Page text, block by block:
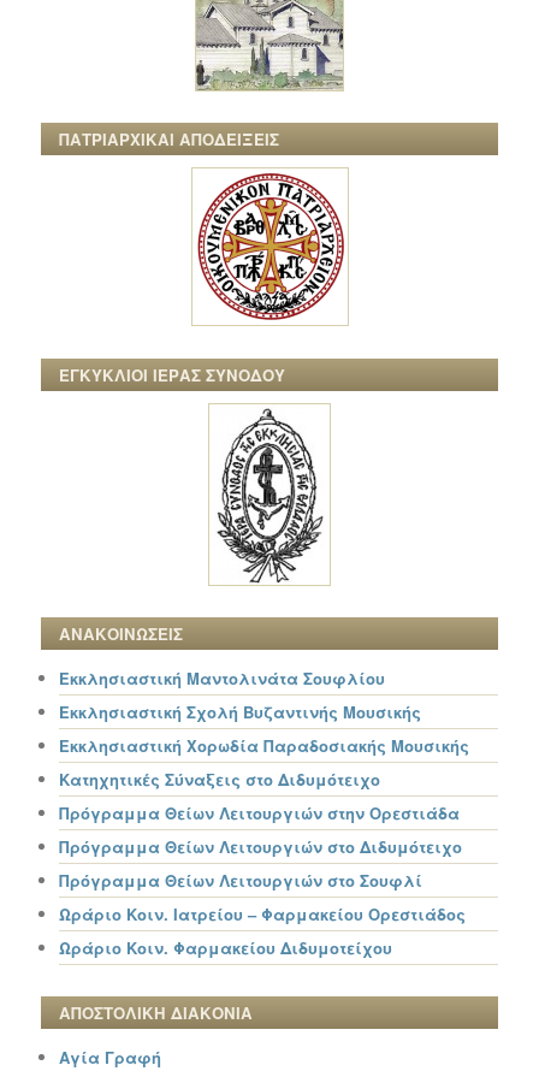
ΠΑΤΡΙΑΡΧΙΚΑΙ ΑΠΟΔΕΙΞΕΙΣ
ΕΓΚΥΚΛΙΟΙ ΙΕΡΑΣ ΣΥΝΟΔΟΥ
ΑΝΑΚΟΙΝΩΣΕΙΣ
Εκκλησιαστική Μαντολινάτα Σουφλίου
Εκκλησιαστική Σχολή Βυζαντινής Μουσικής
Εκκλησιαστική Χορωδία Παραδοσιακής Μουσικής
Κατηχητικές Σύναξεις στο Διδυμότειχο
Πρόγραμμα Θείων Λειτουργιών στην Ορεστιάδα
Πρόγραμμα Θείων Λειτουργιών στο Διδυμότειχο
Πρόγραμμα Θείων Λειτουργιών στο Σουφλί
Ωράριο Κοιν. Ιατρείου – Φαρμακείου Ορεστιάδος
Ωράριο Κοιν. Φαρμακείου Διδυμοτείχου
ΑΠΟΣΤΟΛΙΚΗ ΔΙΑΚΟΝΙΑ
Αγία Γραφή